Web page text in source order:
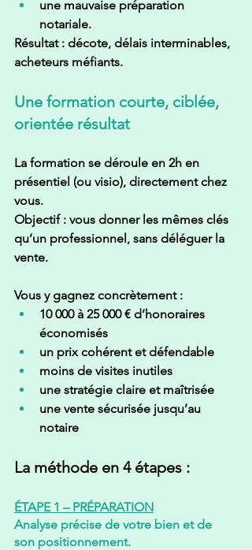
une mauvaise préparation
notariale.
Résultat : décote, délais interminables,
acheteurs méfiants.
Une formation courte, ciblée,
orientée résultat
La formation se déroule en 2h en
présentiel (ou visio), directement chez
vous.
Objectif : vous donner les mêmes clés
qu’un professionnel , sans déléguer la
vente.
Vous y gagnez concrètement :
10 000 à 25 000 € d’honoraires
économisés
un prix cohérent et défendable
moins de visites inutiles
une stratégie claire et maîtrisée
une vente sécurisée jusqu’au
notaire
La méthode en 4 étapes :
ÉTAPE 1 – PRÉPARATION
Analyse précise de votre bien et de
son positionnement.